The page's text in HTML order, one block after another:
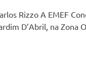
Rizzo A EMEF
D’Abril, na Zona